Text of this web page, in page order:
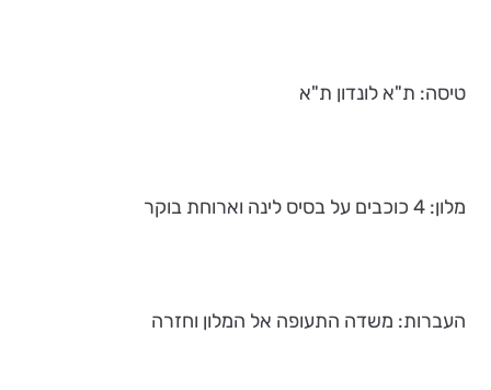
טיסה: ת"א לונדון ת"א
מלון: 4 כוכבים על בסיס לינה וארוחת בוקר
העברות: משדה התעופה אל המלון וחזרה